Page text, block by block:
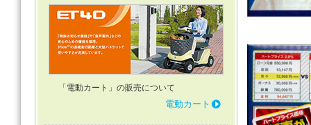
「電動カート」の販売について
電動カート